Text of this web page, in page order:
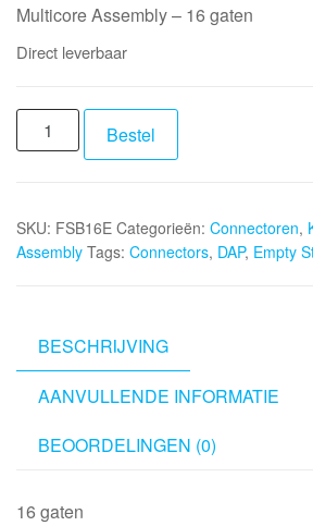
Multicore Assembly – 16 gaten
Direct leverbaar
DAP
Empty
16
holes
Bestel
SKU: FSB16E Categorieën: Connectoren,
Assembly Tags: Connectors, DAP, Empty
BESCHRIJVING
AANVULLENDE INFORMATIE
BEOORDELINGEN (0)
16 gaten